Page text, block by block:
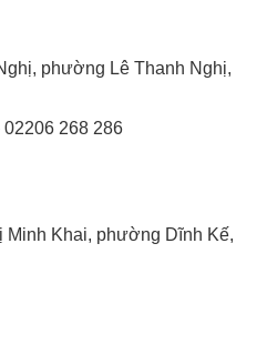
phường Lê Thanh Nghị,
268 286
Khai, phường Dĩnh Kế,